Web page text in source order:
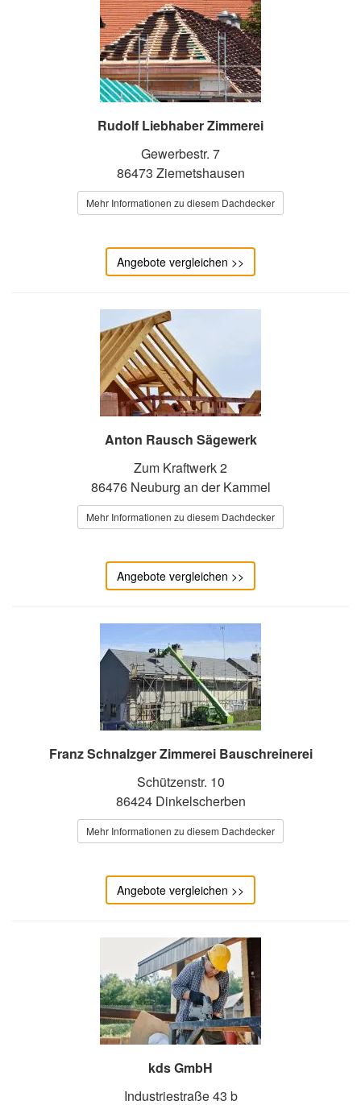
Rudolf Liebhaber Zimmerei
Gewerbestr. 7
86473 Ziemetshausen
Mehr Informationen zu diesem Dachdecker
Angebote vergleichen >>
Anton Rausch Sägewerk
Zum Kraftwerk 2
86476 Neuburg an der Kammel
Mehr Informationen zu diesem Dachdecker
Angebote vergleichen >>
Franz Schnalzger Zimmerei Bauschreinerei
Schützenstr. 10
86424 Dinkelscherben
Mehr Informationen zu diesem Dachdecker
Angebote vergleichen >>
kds GmbH
Industriestraße 43 b